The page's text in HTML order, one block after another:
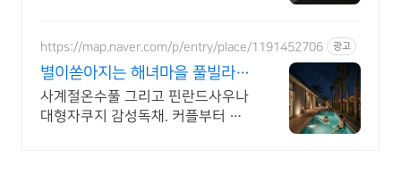
태교여행&커플여행의 완성
https://map.naver.com/p/entry/place/1191452706 광고
별이쏟아지는 해녀마을 풀빌라
르세라핌도 다녀간 감성풀빌라
사계절온수풀 그리고 핀란드사우나
대형자쿠지 감성독채. 커플부터 대